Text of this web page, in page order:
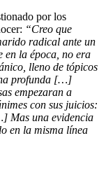
por los
“Creo que
radical ante un
en la época, no era
lleno de tópicos
profunda […]
empezaran a
con sus juicios:
Mas una evidencia
en la misma línea